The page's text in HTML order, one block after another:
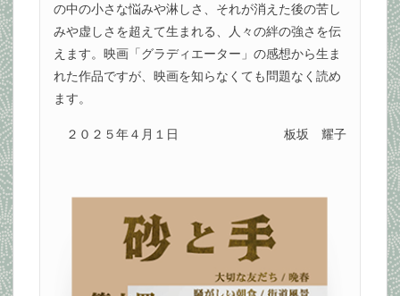
の中の小さな悩みや淋しさ、それが消えた後の苦し
みや虚しさを超えて生まれる、人々の絆の強さを伝
えます。映画「グラディエーター」の感想から生ま
れた作品ですが、映画を知らなくても問題なく読め
ます。
２０２５年４月１日 板坂 耀子